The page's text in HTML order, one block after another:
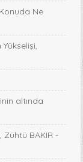
Ne
altında
Zühtü BAKIR -